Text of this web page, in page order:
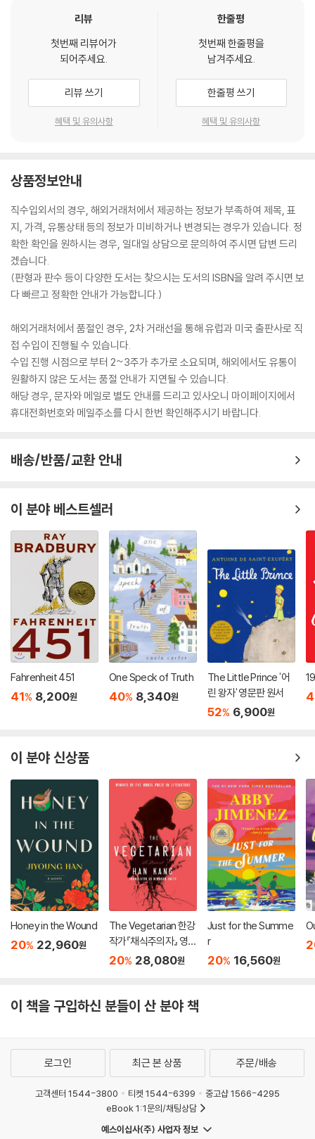
and, finally, love cut tragically short, then love ultimately rede
emed. His journey raises important questions for us all. Can w
e take full charge of the course of our lives without causing da
ape our lives and our memories? And what can we really learn
from the traumas of the past?
through the prism of one man's lifetime.
리뷰
첫번째 리뷰어가
되어주세요.
리뷰 쓰기
혜택 및 유의사항
한줄평
첫번째 한줄평을
남겨주세요.
한줄평 쓰기
혜택 및 유의사항
상품정보안내
직수입외서의 경우, 해외거래처에서 제공하는 정보가 부족하여 제목, 표
지, 가격, 유통상태 등의 정보가 미비하거나 변경되는 경우가 있습니다. 정
확한 확인을 원하시는 경우, 일대일 상담으로 문의하여 주시면 답변 드리
겠습니다.
(판형과 판수 등이 다양한 도서는 찾으시는 도서의 ISBN을 알려 주시면 보
다 빠르고 정확한 안내가 가능합니다.)
해외거래처에서 품절인 경우, 2차 거래선을 통해 유럽과 미국 출판사로 직
접 수입이 진행될 수 있습니다.
수입 진행 시점으로 부터 2~3주가 추가로 소요되며, 해외에서도 유통이
원활하지 않은 도서는 품절 안내가 지연될 수 있습니다.
해당 경우, 문자와 메일로 별도 안내를 드리고 있사오니 마이페이지에서
휴대전화번호와 메일주소를 다시 한번 확인해주시기 바랍니다.
배송/반품/교환 안내
이 분야 베스트셀러
Fahrenheit 451
41% 8,200원
One Speck of Truth
40% 8,340원
The Little Prince '어
린 왕자' 영문판 원서
52% 6,900원
이 분야 신상품
Honey in the Wound
20% 22,960원
The Vegetarian 한강
작가『채식주의자』 영문
판 (미국판)
20% 28,080원
Just for the Summe
r
20% 16,560원
이 책을 구입하신 분들이 산 분야 책
로그인 최근 본 상품 주문/배송
고객센터 1544-3800 티켓 1544-6399
중고샵 1566-4295
eBook 1:1문의/채팅상담
예스이십사(주) 사업자 정보